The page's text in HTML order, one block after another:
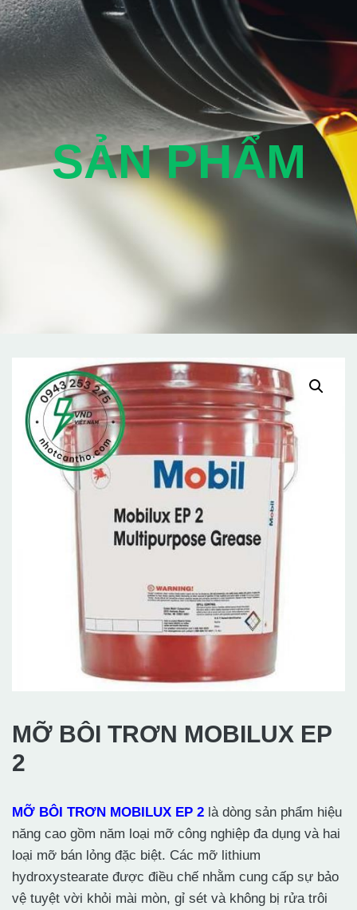
SẢN PHẨM
MỠ BÔI TRƠN MOBILUX EP
2
MỠ BÔI TRƠN MOBILUX EP 2 là dòng sản phẩm hiệu
năng cao gồm năm loại mỡ công nghiệp đa dụng và hai
loại mỡ bán lỏng đặc biệt. Các mỡ lithium
hydroxystearate được điều chế nhằm cung cấp sự bảo
vệ tuyệt vời khỏi mài mòn, gỉ sét và không bị rửa trôi